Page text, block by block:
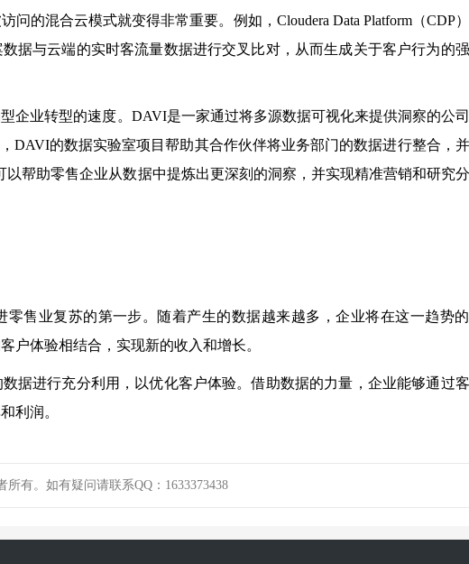
问的混合云模式就变得非常重要。例如，Cloudera Data Platform（CDP
据与云端的实时客流量数据进行交叉比对，从而生成关于客户行为的
企业转型的速度。DAVI是一家通过将多源数据可视化来提供洞察的公
，DAVI的数据实验室项目帮助其合作伙伴将业务部门的数据进行整合，
帮助零售企业从数据中提炼出更深刻的洞察，并实现精准营销和研究
售业复苏的第一步。随着产生的数据越来越多，企业将在这一趋势
户体验相结合，实现新的收入和增长。
据进行充分利用，以优化客户体验。借助数据的力量，企业能够通过
利润。
有。如有疑问请联系QQ：1633373438